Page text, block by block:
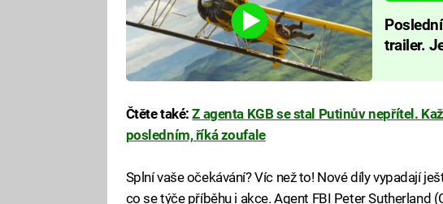
trailer.
Čtěte také:Z agenta KGB se stal Putinův nepřítel.
posledním, říká zoufale
Splní vaše očekávání? Víc než to! Nové díly vypadají
co se týče příběhu i akce. Agent FBI Peter Sutherland